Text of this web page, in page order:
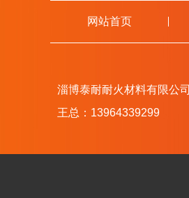
网站首页
淄博泰耐耐火材料有限公司
王总：13964339299